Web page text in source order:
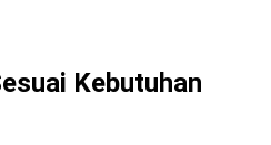
Kebutuhan